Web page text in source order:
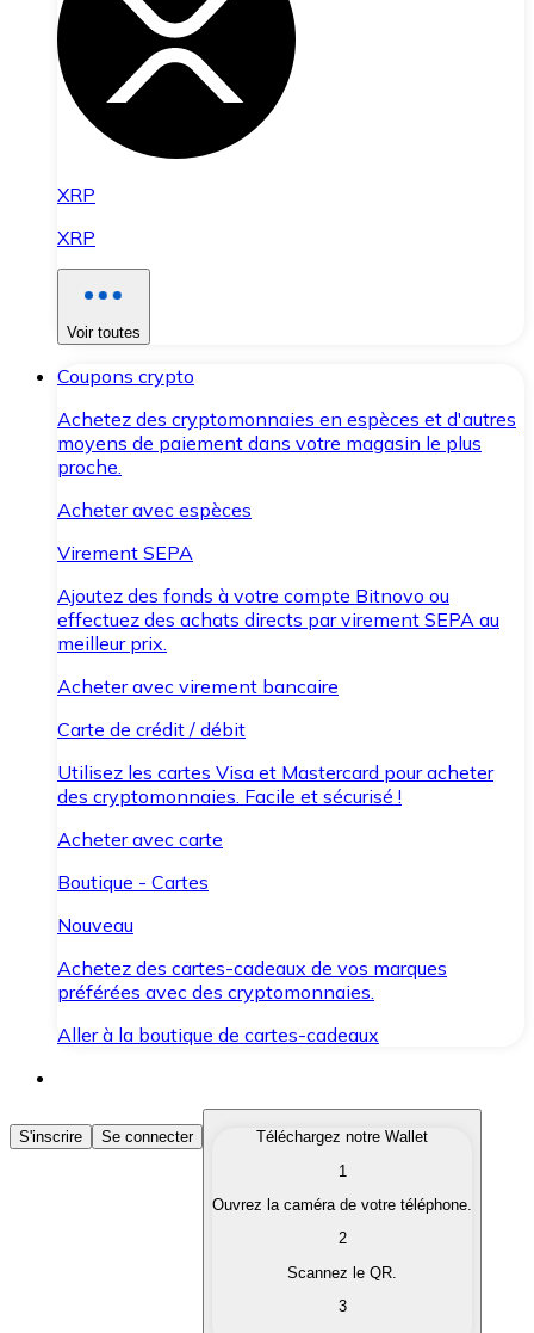
XRP
XRP
Voir toutes
Coupons crypto
Achetez des cryptomonnaies en espèces et d'autres
moyens de paiement dans votre magasin le plus
proche.
Acheter avec espèces
Virement SEPA
Ajoutez des fonds à votre compte Bitnovo ou
effectuez des achats directs par virement SEPA au
meilleur prix.
Acheter avec virement bancaire
Carte de crédit / débit
Utilisez les cartes Visa et Mastercard pour acheter
des cryptomonnaies. Facile et sécurisé !
Acheter avec carte
Boutique - Cartes
Nouveau
Achetez des cartes-cadeaux de vos marques
préférées avec des cryptomonnaies.
Aller à la boutique de cartes-cadeaux
Acheter des Cryptomonnaies
Achetez les cryptomonnaies qui vous intéressent
Convertissez vos cryptomonnaies en monnaie
S'inscrire Se connecter
Téléchargez notre Wallet
1
Ouvrez la caméra de votre téléphone.
2
Scannez le QR.
3